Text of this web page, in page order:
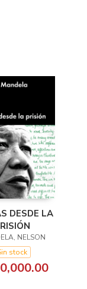
DESDE LA
NELSON
stock